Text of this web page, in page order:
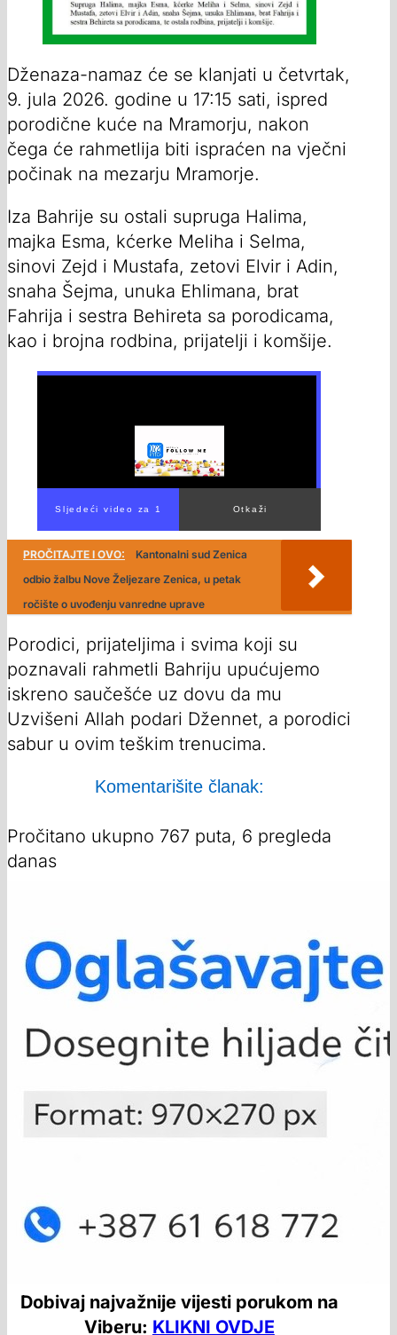
Dženaza-namaz će se klanjati u četvrtak,
9. jula 2026. godine u 17:15 sati, ispred
porodične kuće na Mramorju, nakon
čega će rahmetlija biti ispraćen na vječni
počinak na mezarju Mramorje.
Iza Bahrije su ostali supruga Halima,
majka Esma, kćerke Meliha i Selma,
sinovi Zejd i Mustafa, zetovi Elvir i Adin,
snaha Šejma, unuka Ehlimana, brat
Fahrija i sestra Behireta sa porodicama,
kao i brojna rodbina, prijatelji i komšije.
PROČITAJTE I OVO:
Kantonalni sud Zenica
odbio žalbu Nove Željezare Zenica, u petak
ročište o uvođenju vanredne uprave
Porodici, prijateljima i svima koji su
poznavali rahmetli Bahriju upućujemo
iskreno saučešće uz dovu da mu
Uzvišeni Allah podari Džennet, a porodici
sabur u ovim teškim trenucima.
Komentarišite članak:
Pročitano ukupno 767 puta, 6 pregleda
danas
Dobivaj najvažnije vijesti porukom na
Viberu: KLIKNI OVDJE